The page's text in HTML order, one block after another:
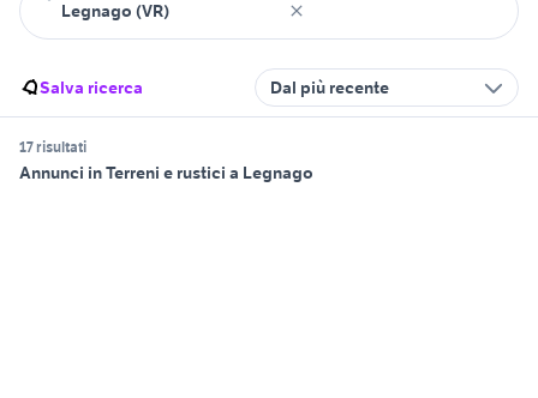
Salva ricerca Dal più recente
17 risultati
Annunci in Terreni e rustici a Legnago